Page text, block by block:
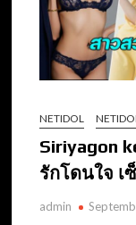
NETIDOL
Siriyagon
รักโดนใจ
admin